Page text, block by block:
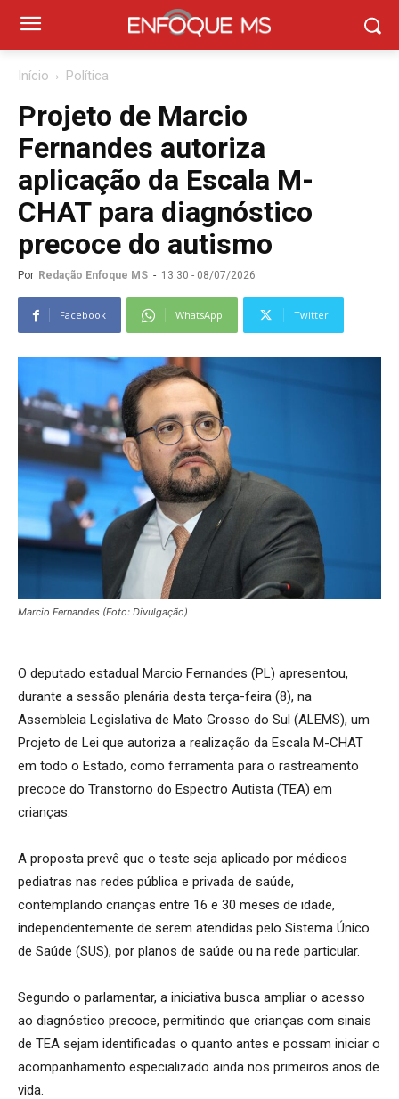
Início Política
Projeto de Marcio
Fernandes autoriza
aplicação da Escala M-
CHAT para diagnóstico
precoce do autismo
Por Redação Enfoque MS - 13:30 - 08/07/2026
Facebook WhatsApp Twitter
Marcio Fernandes (Foto: Divulgação)
O deputado estadual Marcio Fernandes (PL) apresentou,
durante a sessão plenária desta terça-feira (8), na
Assembleia Legislativa de Mato Grosso do Sul (ALEMS), um
Projeto de Lei que autoriza a realização da Escala M-CHAT
em todo o Estado, como ferramenta para o rastreamento
precoce do Transtorno do Espectro Autista (TEA) em
crianças.
A proposta prevê que o teste seja aplicado por médicos
pediatras nas redes pública e privada de saúde,
contemplando crianças entre 16 e 30 meses de idade,
independentemente de serem atendidas pelo Sistema Único
de Saúde (SUS), por planos de saúde ou na rede particular.
Segundo o parlamentar, a iniciativa busca ampliar o acesso
ao diagnóstico precoce, permitindo que crianças com sinais
de TEA sejam identificadas o quanto antes e possam iniciar o
acompanhamento especializado ainda nos primeiros anos de
vida.